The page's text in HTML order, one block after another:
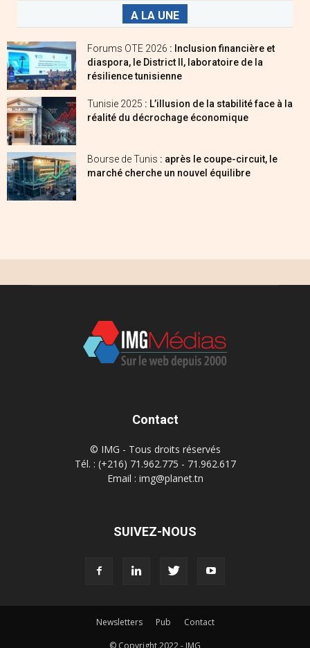
A LA UNE
Forums OTE 2026 : Inclusion financière et
diaspora, le District II, laboratoire de la
résilience tunisienne
Tunisie 2025 : L’illusion de la stabilité face à la
réalité du décrochage économique
Bourse de Tunis : après le coupe-circuit, le
marché cherche un nouvel équilibre
Contact
© IMG - Tous droits réservés
Tél. : (+216) 71.962.775 - 71.962.617
Email : img@planet.tn
SUIVEZ-NOUS
Newsletters Pub
Contact
© Copyright 2022 - IMG